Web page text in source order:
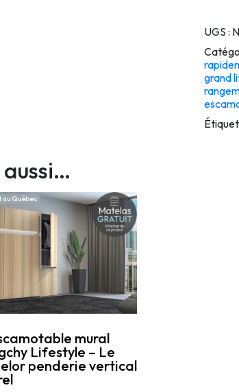
UGS :
grand
au Québec
mural
Lifestyle – Le
penderie vertical